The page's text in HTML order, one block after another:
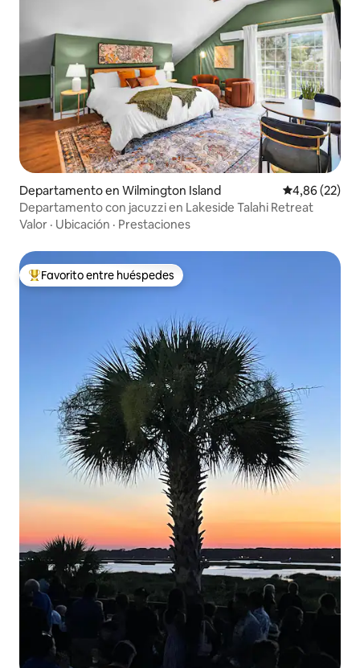
Departamento en Wilmington Island Calificación
4,86 (22)
Departamento con jacuzzi en Lakeside Talahi Retreat
Valor · Ubicación · Prestaciones
Favorito entre los huéspedes más destacados
Favorito entre huéspedes